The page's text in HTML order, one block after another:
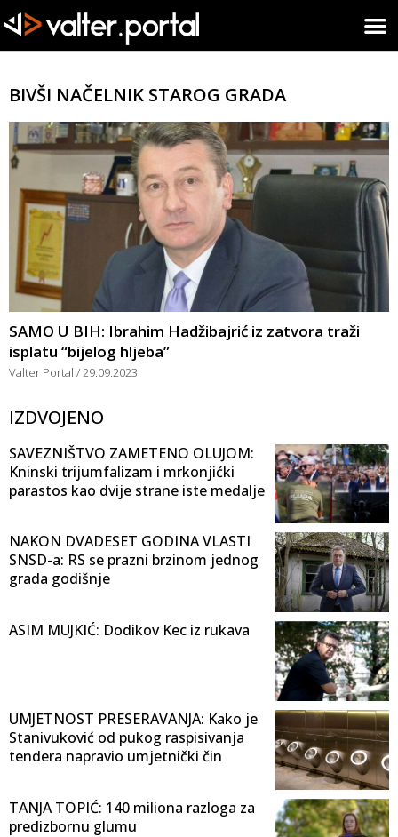
BIVŠI NAČELNIK STAROG GRADA
SAMO U BIH: Ibrahim Hadžibajrić iz zatvora traži
isplatu “bijelog hljeba”
Valter Portal 29.09.2023
IZDVOJENO
SAVEZNIŠTVO ZAMETENO OLUJOM:
Kninski trijumfalizam i mrkonjićki
parastos kao dvije strane iste medalje
NAKON DVADESET GODINA VLASTI
SNSD-a: RS se prazni brzinom jednog
grada godišnje
ASIM MUJKIĆ: Dodikov Kec iz rukava
UMJETNOST PRESERAVANJA: Kako je
Stanivuković od pukog raspisivanja
tendera napravio umjetnički čin
TANJA TOPIĆ: 140 miliona razloga za
predizbornu glumu